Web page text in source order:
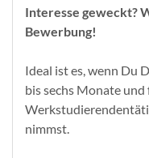
Interesse geweckt?
Bewerbung!
Ideal ist es, wenn Du
bis sechs Monate
nimmst.